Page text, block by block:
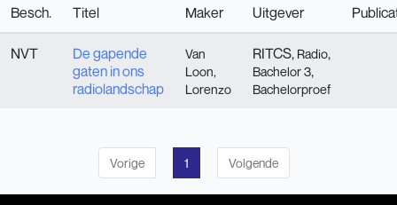
Besch. Titel Maker Uitgever
NVT
De gapende
gaten in ons
radiolandschap
Van
Loon,
Lorenzo
RITCS, Radio,
Bachelor 3,
Bachelorproef
Vorige 1 Volgende